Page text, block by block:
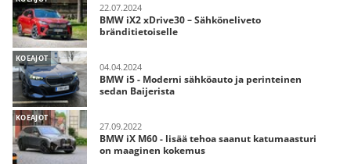
22.07.2024
BMW iX2 xDrive30 – Sähköneliveto
bränditietoiselle
KOEAJOT
04.04.2024
BMW i5 - Moderni sähköauto ja perinteinen
sedan Baijerista
KOEAJOT
27.09.2022
BMW iX M60 - lisää tehoa saanut katumaasturi
on maaginen kokemus